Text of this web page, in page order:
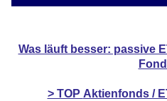
Was läuft besser: passive
> TOP Aktienfonds /